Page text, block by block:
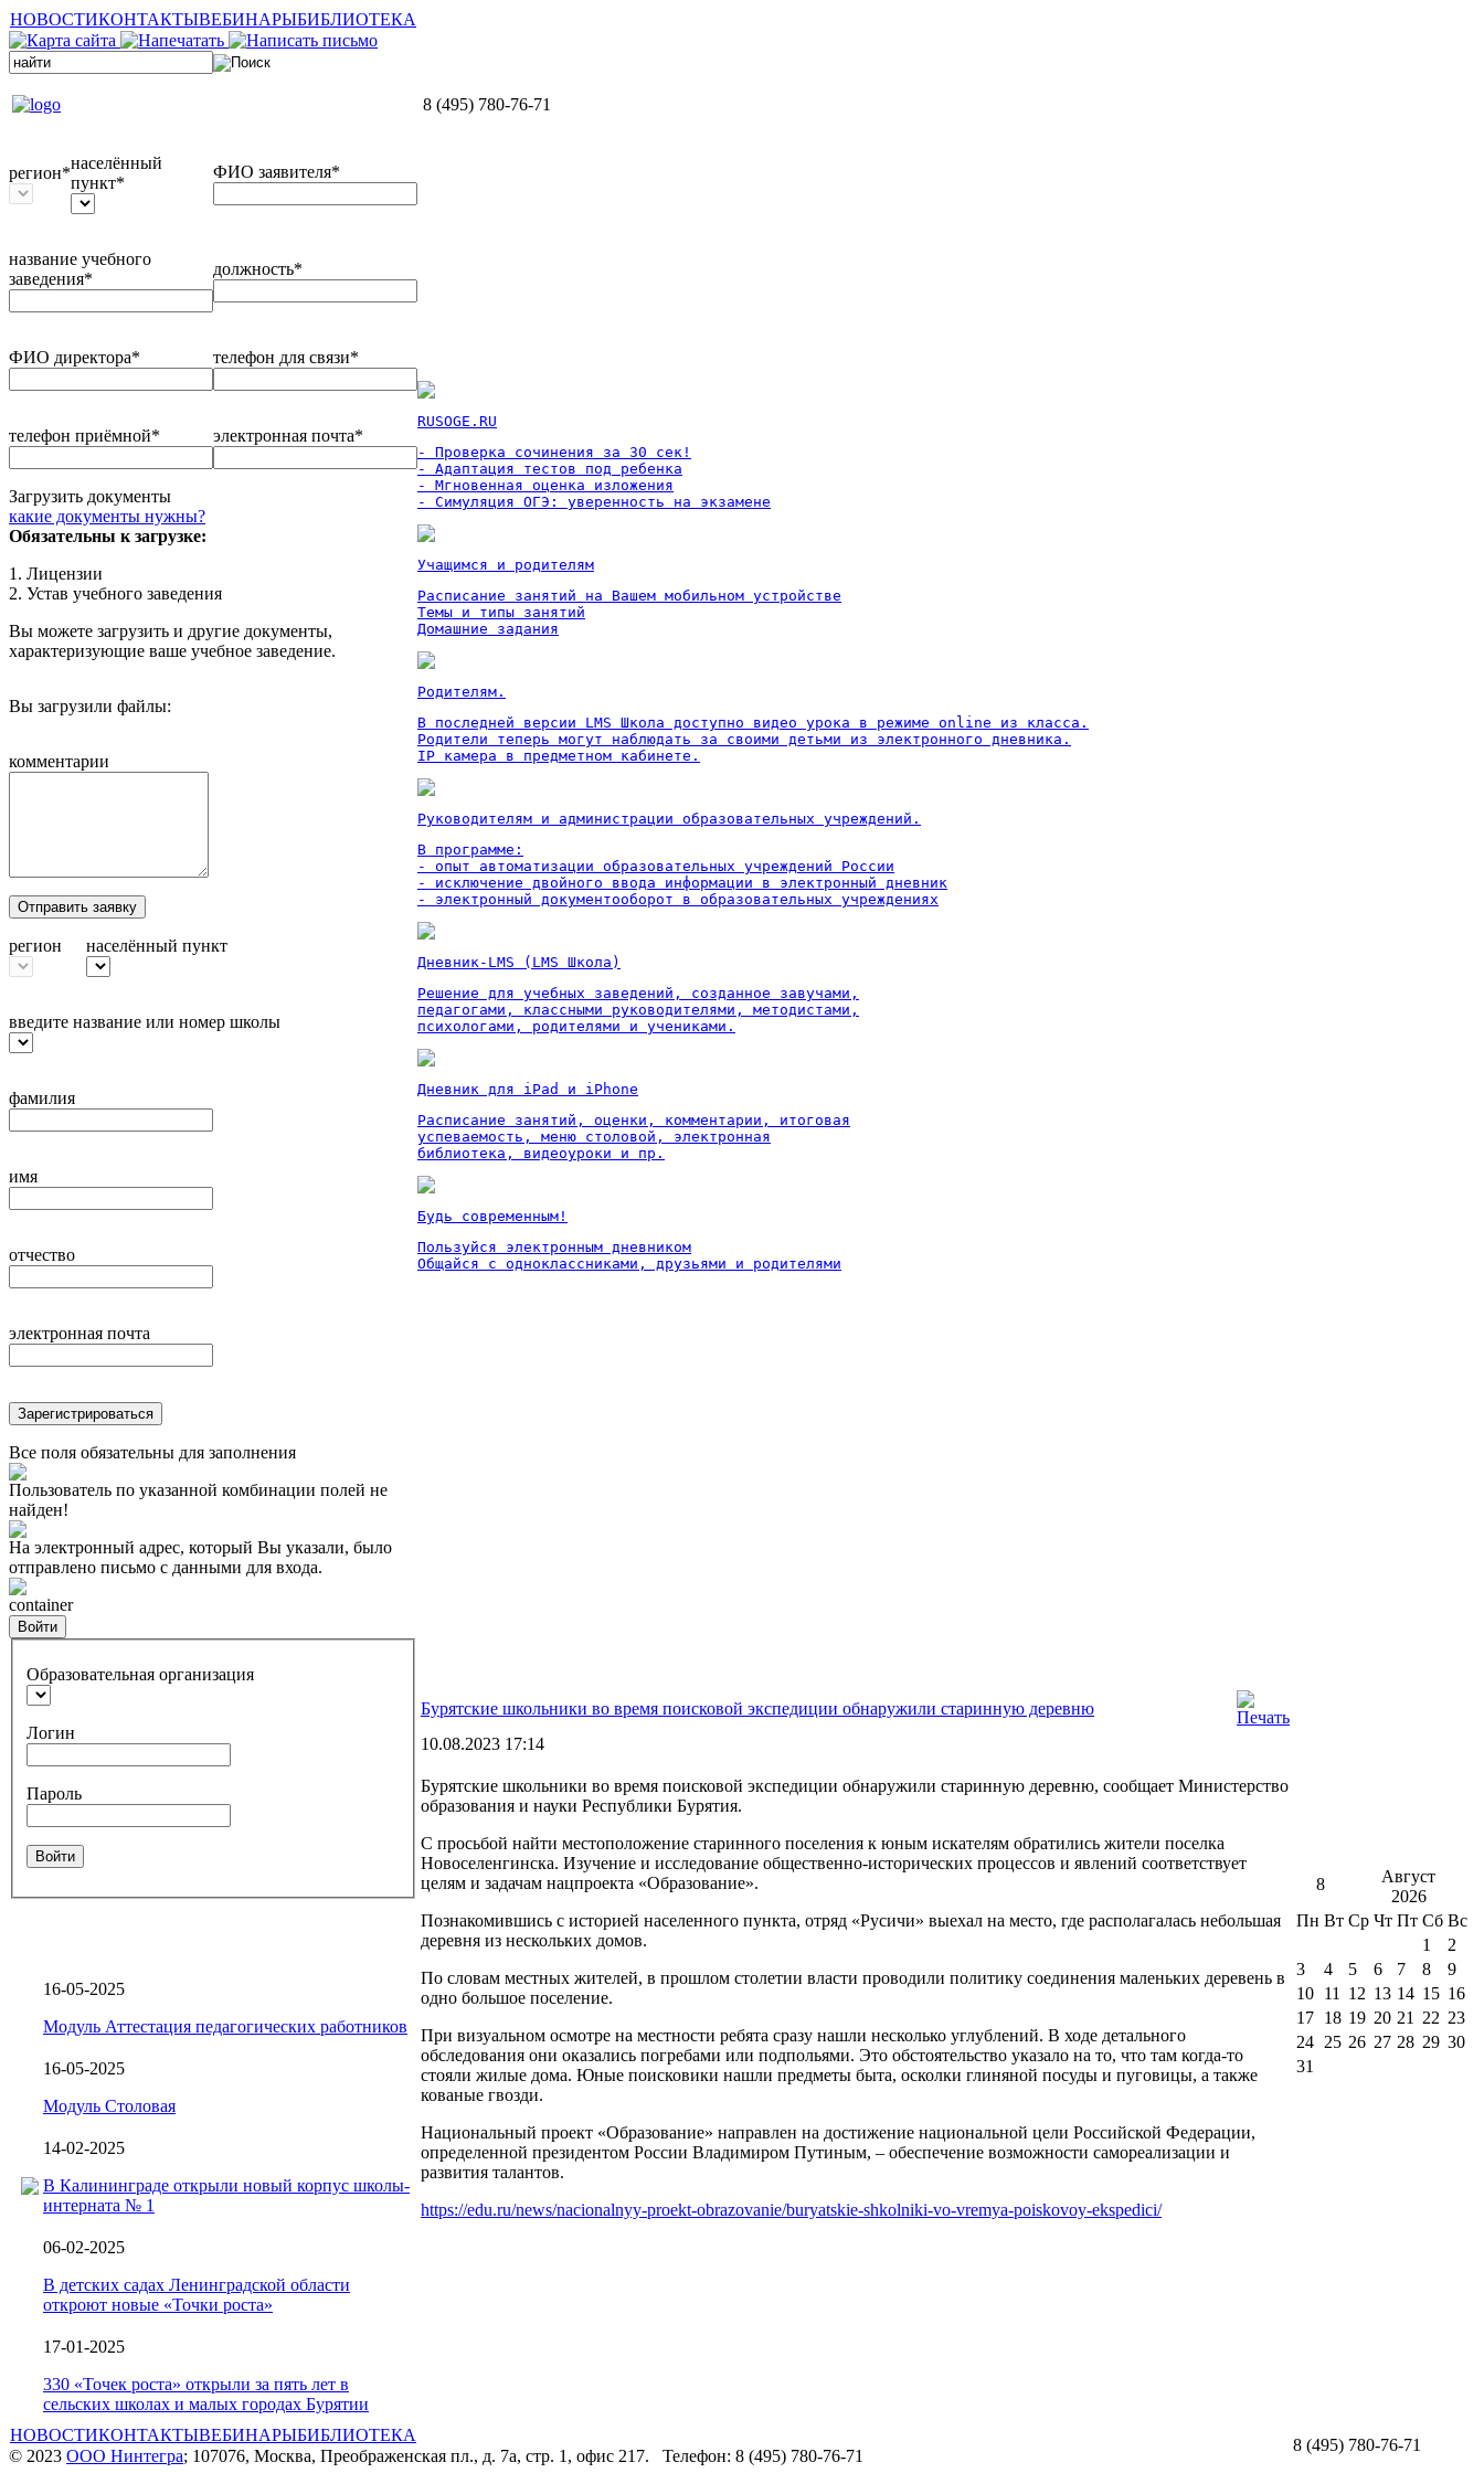
НОВОСТИКОНТАКТЫВЕБИНАРЫБИБЛИОТЕКА
8 (495) 780-76-71
регион*
населённый
пункт*
ФИО заявителя*
название учебного
заведения*
должность*
ФИО директора* телефон для связи*
телефон приёмной* электронная почта*
Загрузить документы
какие документы нужны?
Обязательны к загрузке:
1. Лицензии
2. Устав учебного заведения
Вы можете загрузить и другие документы,
характеризующие ваше учебное заведение.
Вы загрузили файлы:
комментарии
Отправить заявку
регион населённый пункт
введите название или номер школы
фамилия
имя
отчество
электронная почта
Зарегистрироваться
Все поля обязательны для заполнения
Пользователь по указанной комбинации полей не
найден!
На электронный адрес, который Вы указали, было
отправлено письмо с данными для входа.
container
Войти
Образовательная организация
Логин
Пароль
Войти
16-05-2025
Модуль Аттестация педагогических работников
16-05-2025
Модуль Столовая
14-02-2025
В Калининграде открыли новый корпус школы-
интерната № 1
06-02-2025
В детских садах Ленинградской области
откроют новые «Точки роста»
17-01-2025
330 «Точек роста» открыли за пять лет в
сельских школах и малых городах Бурятии
RUSOGE.RU
- Проверка сочинения за 30 сек!
- Адаптация тестов под ребенка
- Мгновенная оценка изложения
- Симуляция ОГЭ: уверенность на экзамене
Учащимся и родителям
Расписание занятий на Вашем мобильном устройстве
Темы и типы занятий
Домашние задания
Родителям.
В последней версии LMS Школа доступно видео урока в режиме online из класса.
Родители теперь могут наблюдать за своими детьми из электронного дневника.
IP камера в предметном кабинете.
Руководителям и администрации образовательных учреждений.
В программе:
- опыт автоматизации образовательных учреждений России
- исключение двойного ввода информации в электронный дневник
- электронный документооборот в образовательных учреждениях
Дневник-LMS (LMS Школа)
Решение для учебных заведений, созданное завучами,
педагогами, классными руководителями, методистами,
психологами, родителями и учениками.
Дневник для iPad и iPhone
Расписание занятий, оценки, комментарии, итоговая
успеваемость, меню столовой, электронная
библиотека, видеоуроки и пр.
Будь современным!
Пользуйся электронным дневником
Общайся с одноклассниками, друзьями и родителями
Бурятские школьники во время поисковой экспедиции обнаружили старинную деревню
10.08.2023 17:14
Бурятские школьники во время поисковой экспедиции обнаружили старинную деревню, сообщает Министерство
образования и науки Республики Бурятия.
С просьбой найти местоположение старинного поселения к юным искателям обратились жители поселка
Новоселенгинска. Изучение и исследование общественно-исторических процессов и явлений соответствует
целям и задачам нацпроекта «Образование».
Познакомившись с историей населенного пункта, отряд «Русичи» выехал на место, где располагалась небольшая
деревня из нескольких домов.
По словам местных жителей, в прошлом столетии власти проводили политику соединения маленьких деревень в
одно большое поселение.
При визуальном осмотре на местности ребята сразу нашли несколько углублений. В ходе детального
обследования они оказались погребами или подпольями. Это обстоятельство указало на то, что там когда-то
стояли жилые дома. Юные поисковики нашли предметы быта, осколки глиняной посуды и пуговицы, а также
кованые гвозди.
Национальный проект «Образование» направлен на достижение национальной цели Российской Федерации,
определенной президентом России Владимиром Путиным, – обеспечение возможности самореализации и
развития талантов.
https://edu.ru/news/nacionalnyy-proekt-obrazovanie/buryatskie-shkolniki-vo-vremya-poiskovoy-ekspedici/
8
Август
2026
Пн Вт Ср Чт Пт Сб Вс
1
2
3
4 5 6 7 8
9
10 11 12 13 14 15 16
17 18 19 20 21 22 23
24 25 26 27 28 29 30
31
НОВОСТИКОНТАКТЫВЕБИНАРЫБИБЛИОТЕКА
© 2023 ООО Нинтегра; 107076, Москва, Преображенская пл., д. 7а, стр. 1, офис 217. Телефон: 8 (495) 780-76-71
8 (495) 780-76-71